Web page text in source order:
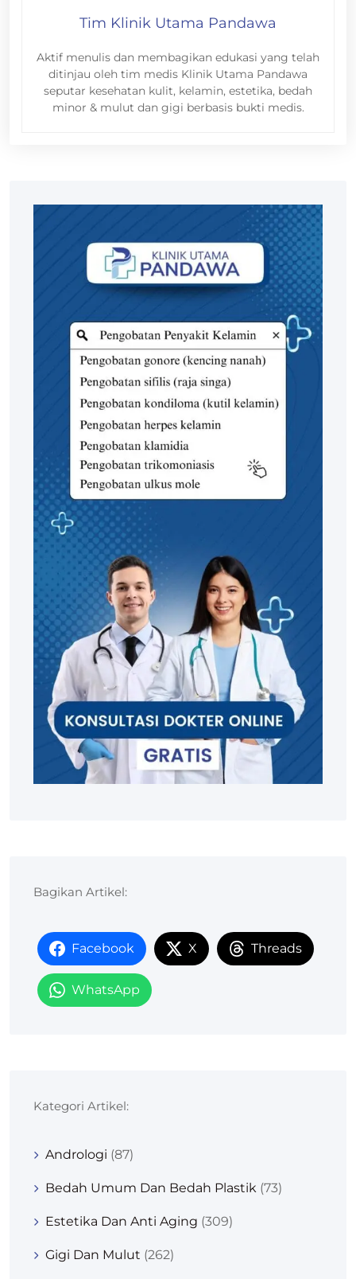
Tim Klinik Utama Pandawa
Aktif menulis dan membagikan edukasi yang telah
ditinjau oleh tim medis Klinik Utama Pandawa
seputar kesehatan kulit, kelamin, estetika, bedah
minor & mulut dan gigi berbasis bukti medis.
Bagikan Artikel:
Facebook X Threads
WhatsApp
Kategori Artikel:
Andrologi (87)
Bedah Umum Dan Bedah Plastik (73)
Estetika Dan Anti Aging (309)
Gigi Dan Mulut (262)